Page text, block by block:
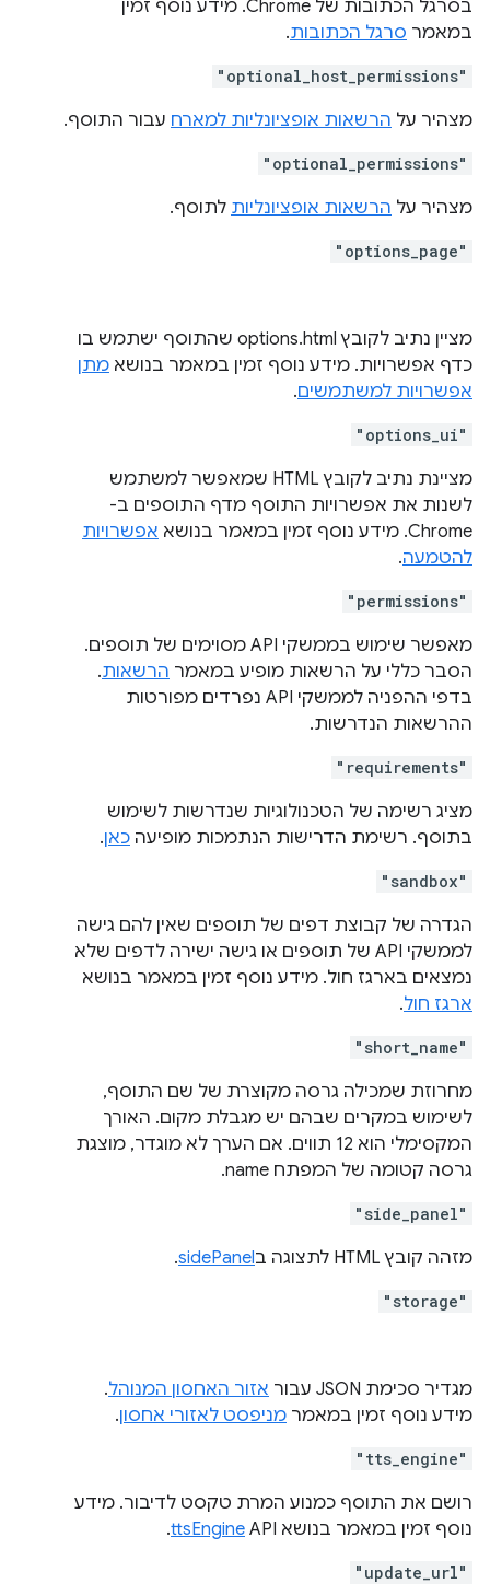
בסרגל הכתובות של Chrome. מידע נוסף זמין
במאמר סרגל הכתובות.
"optional_host_permissions"
מצהיר על הרשאות אופציונליות למארח עבור התוסף.
"optional_permissions"
מצהיר על הרשאות אופציונליות לתוסף.
"options_page"
מציין נתיב לקובץ options.html שהתוסף ישתמש בו
כדף אפשרויות. מידע נוסף זמין במאמר בנושא מתן
אפשרויות למשתמשים.
"options_ui"
מציינת נתיב לקובץ HTML שמאפשר למשתמש
לשנות את אפשרויות התוסף מדף התוספים ב-
Chrome. מידע נוסף זמין במאמר בנושא
אפשרויות
להטמעה.
"permissions"
מאפשר שימוש בממשקי API מסוימים של תוספים.
הסבר כללי על הרשאות מופיע במאמר הרשאות.
בדפי ההפניה לממשקי API נפרדים מפורטות
ההרשאות הנדרשות.
"requirements"
מציג רשימה של הטכנולוגיות שנדרשות לשימוש
בתוסף. רשימת הדרישות הנתמכות מופיעה כאן.
"sandbox"
הגדרה של קבוצת דפים של תוספים שאין להם גישה
לממשקי API של תוספים או גישה ישירה לדפים שלא
נמצאים בארגז חול. מידע נוסף זמין במאמר בנושא
ארגז חול.
"short_name"
מחרוזת שמכילה גרסה מקוצרת של שם התוסף,
לשימוש במקרים שבהם יש מגבלת מקום. האורך
המקסימלי הוא 12 תווים. אם הערך לא מוגדר, מוצגת
גרסה קטומה של המפתח name.
"side_panel"
מזהה קובץ HTML לתצוגה ב sidePanel
.
"storage"
מגדיר סכימת JSON עבור אזור האחסון המנוהל.
מידע נוסף זמין במאמר מניפסט לאזורי אחסון.
"tts_engine"
רושם את התוסף כמנוע המרת טקסט לדיבור. מידע
נוסף זמין במאמר בנושא
ttsEngine API.
"update_url"